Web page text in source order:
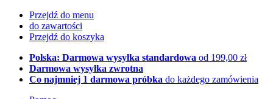
Przejdź do menu
do zawartości
Przejdź do koszyka
Polska: Darmowa wysyłka standardowa od 199,00 zł
Darmowa wysyłka zwrotna
Co najmniej 1 darmowa próbka do każdego zamówienia